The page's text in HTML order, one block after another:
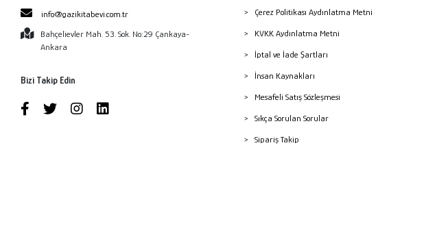
info@gazikitabevi.com.tr
Bahçelievler Mah. 53. Sok. No:29 Çankaya-
Ankara
Bizi Takip Edin
Çerez Politikası Aydınlatma Metni
KVKK Aydınlatma Metni
İptal ve İade Şartları
İnsan Kaynakları
Mesafeli Satış Sözleşmesi
Sıkça Sorulan Sorular
Sipariş Takip